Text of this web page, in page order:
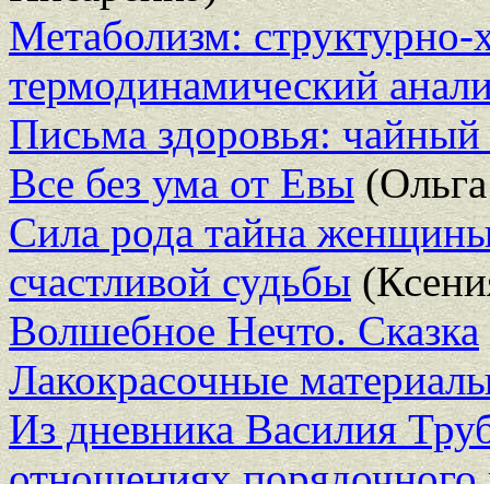
Метаболизм:
термодинамический
Письма здоровья: чайный
Все без ума от Евы
Сила рода тайна
счастливой судьбы
Волшебное Нечто. Сказка
Лакокрасочные
Из дневника Василия